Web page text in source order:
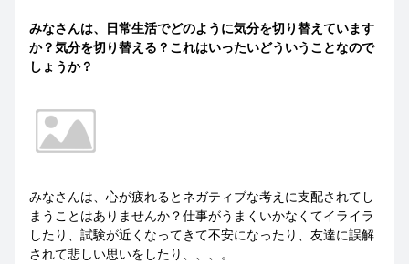
みなさんは、日常生活でどのように気分を切り替えています
か？気分を切り替える？これはいったいどういうことなので
しょうか？
みなさんは、心が疲れるとネガティブな考えに支配されてし
まうことはありませんか？仕事がうまくいかなくてイライラ
したり、試験が近くなってきて不安になったり、友達に誤解
されて悲しい思いをしたり、、、。